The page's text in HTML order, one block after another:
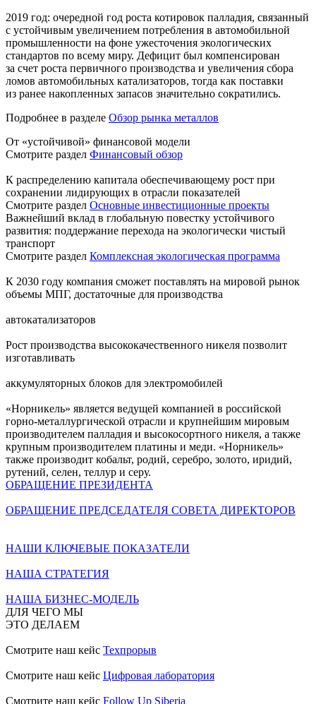
2019 год: очередной год роста котировок палладия, связанный
с устойчивым увеличением потребления в автомобильной
промышленности на фоне ужесточения экологических
стандартов по всему миру. Дефицит был компенсирован
за счет роста первичного производства и увеличения сбора
ломов автомобильных катализаторов, тогда как поставки
из ранее накопленных запасов значительно сократились.
Подробнее в разделе Обзор рынка металлов
От «устойчивой» финансовой модели
Смотрите раздел Финансовый обзор
К распределению капитала обеспечивающему рост при
сохранении лидирующих в отрасли показателей
Смотрите раздел Основные инвестиционные проекты
Важнейший вклад в глобальную повестку устойчивого
развития: поддержание перехода на экологически чистый
транспорт
Смотрите раздел Комплексная экологическая программа
К 2030 году компания сможет поставлять на мировой рынок
объемы МПГ, достаточные для производства
автокатализаторов
Рост производства высококачественного никеля позволит
изготавливать
аккумуляторных блоков для электромобилей
«Норникель» является ведущей компанией в российской
горно-металлургической отрасли и крупнейшим мировым
производителем палладия и высокосортного никеля, а также
крупным производителем платины и меди. «Норникель»
также производит кобальт, родий, серебро, золото, иридий,
рутений, селен, теллур и серу.
ОБРАЩЕНИЕ ПРЕЗИДЕНТА
ОБРАЩЕНИЕ ПРЕДСЕДАТЕЛЯ СОВЕТА ДИРЕКТОРОВ
НАШИ КЛЮЧЕВЫЕ ПОКАЗАТЕЛИ
НАША СТРАТЕГИЯ
НАША БИЗНЕС-МОДЕЛЬ
ДЛЯ ЧЕГО МЫ
ЭТО ДЕЛАЕМ
Смотрите наш кейс Техпрорыв
Смотрите наш кейс Цифровая лаборатория
Смотрите наш кейс Follow Up Siberia